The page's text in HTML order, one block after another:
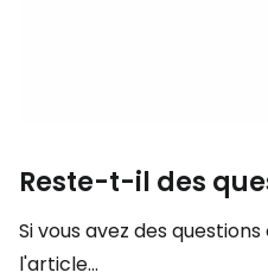
Reste-t-il des
Si vous avez des
l'article...